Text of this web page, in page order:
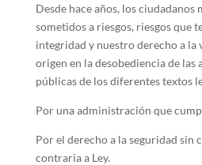
Desde hace años, los
sometidos a riesgos, riesgos que
integridad y nuestro derecho a la
origen en la desobediencia de las
públicas de los diferentes textos
Por una administración que
Por el derecho a la seguridad sin
contraria a Ley.